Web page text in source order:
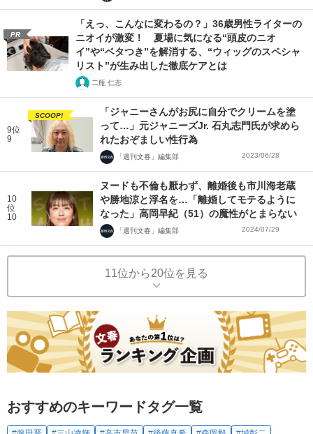
PR
「えっ、こんなに変わるの？」36歳男性ライターの
ニオイが激変！ 夏場に気になる“頭皮のニオ
イ”や“ベタつき”を解消する、“ウィッグのスペシャ
リスト”が生み出した徹底ケアとは
二瓶 仁志
9位
9
SCOOP!
「ジャニーさんがお尻に自分でクリームを塗
って…」元ジャニーズJr. 石丸志門氏が求めら
れたおぞましい性行為
「週刊文春」編集部 2023/06/28
10
位
10
ヌードも不倫も厭わず、離婚後も市川海老蔵
や勝地涼と浮名を…「離婚してモテるように
なった」高岡早紀（51）の魔性がとまらない
「週刊文春」編集部 2024/07/29
11位から20位を見る
おすすめのキーワードタグ一覧